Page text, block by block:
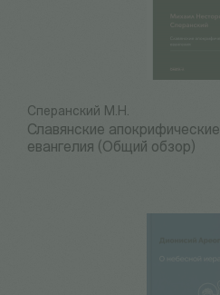
Сперанский М.Н.
Славянские апокрифические
евангелия (Общий обзор)